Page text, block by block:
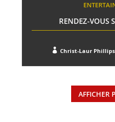
RENDEZ-VOUS
 Christ-Laur Phillips
AFFICHER